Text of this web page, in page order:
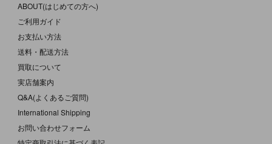
ABOUT(はじめての方へ)
ご利用ガイド
お支払い方法
送料・配送方法
買取について
実店舗案内
Q&A(よくあるご質問)
International Shipping
お問い合わせフォーム